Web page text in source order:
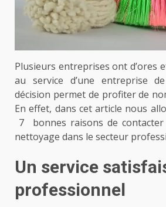
Plusieurs entreprises ont d’ores
au service d’une entreprise
décision permet de profiter de
En effet, dans cet article nous
7 bonnes raisons de
nettoyage dans le secteur
Un service
professionnel